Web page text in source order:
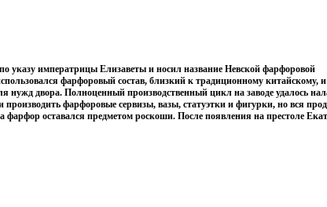
указу императрицы Елизаветы и носил название Невской фарфоровой
фарфоровый состав, близкий к традиционному китайскому,
двора. Полноценный производственный цикл на заводе удалось
фарфоровые сервизы, вазы, статуэтки и фигурки, но вся
оставался предметом роскоши. После появления на престоле